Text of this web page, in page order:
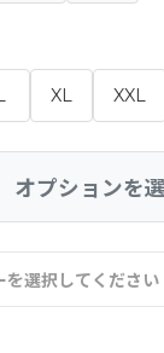
XL XXL
オプションを
を選択してください